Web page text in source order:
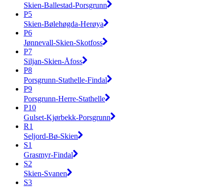
Skien-Ballestad-Porsgrunn
P5
Skien-Bølehøgda-Herøya
P6
Jønnevall-Skien-Skotfoss
P7
Siljan-Skien-Åfoss
P8
Porsgrunn-Stathelle-Findal
P9
Porsgrunn-Herre-Stathelle
P10
Gulset-Kjørbekk-Porsgrunn
R1
Seljord-Bø-Skien
S1
Grasmyr-Findal
S2
Skien-Svanen
S3